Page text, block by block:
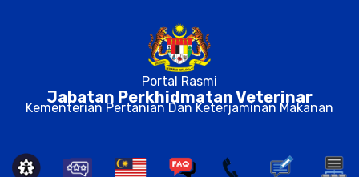
Portal Rasmi
Jabatan Perkhidmatan Veterinar
Kementerian Pertanian Dan Keterjaminan Makanan